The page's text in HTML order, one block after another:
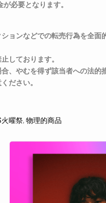
必要となります。
ョンなどでの転売行為を全面
しております。
、やむを得ず該当者への法的
ださい。
曜祭, 物理的商品